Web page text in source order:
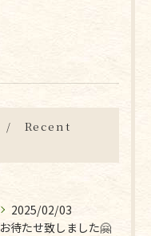
Recent
2025/02/03
お待たせ致しました🤗